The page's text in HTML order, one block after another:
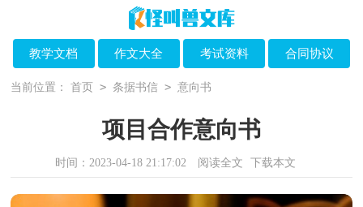
教学文档 作文大全 考试资料 合同协议
当前位置： 首页 > 条据书信 > 意向书
项目合作意向书
时间：2023-04-18 21:17:02 阅读全文 下载本文